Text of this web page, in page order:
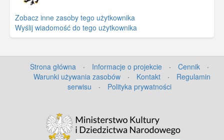
Zobacz inne zasoby tego użytkownika
Wyślij wiadomość do tego użytkownika
Strona główna · Informacje o projekcie · Cennik
·
Warunki używania zasobów
· Kontakt ·
Regulamin
serwisu
· Polityka prywatności